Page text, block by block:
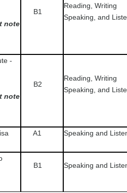
note
B1
Reading, Writing
Speaking, and
-
note
B2
Reading, Writing
Speaking, and
A1 Speaking and
B1 Speaking and